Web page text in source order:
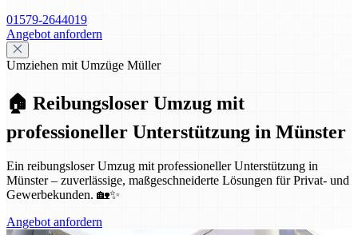
01579-2644019
Angebot anfordern
Umziehen mit Umzüge Müller
🏠 Reibungsloser Umzug mit
professioneller Unterstützung in Münster
Ein reibungsloser Umzug mit professioneller Unterstützung in
Münster – zuverlässige, maßgeschneiderte Lösungen für Privat- und
Gewerbekunden. 🏡✨
Angebot anfordern